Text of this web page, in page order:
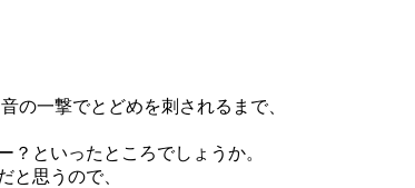
の一撃でとどめを刺されるまで、
といったところでしょうか。
と思うので、